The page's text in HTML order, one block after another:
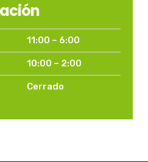
11:00 – 6:00
10:00 – 2:00
Cerrado